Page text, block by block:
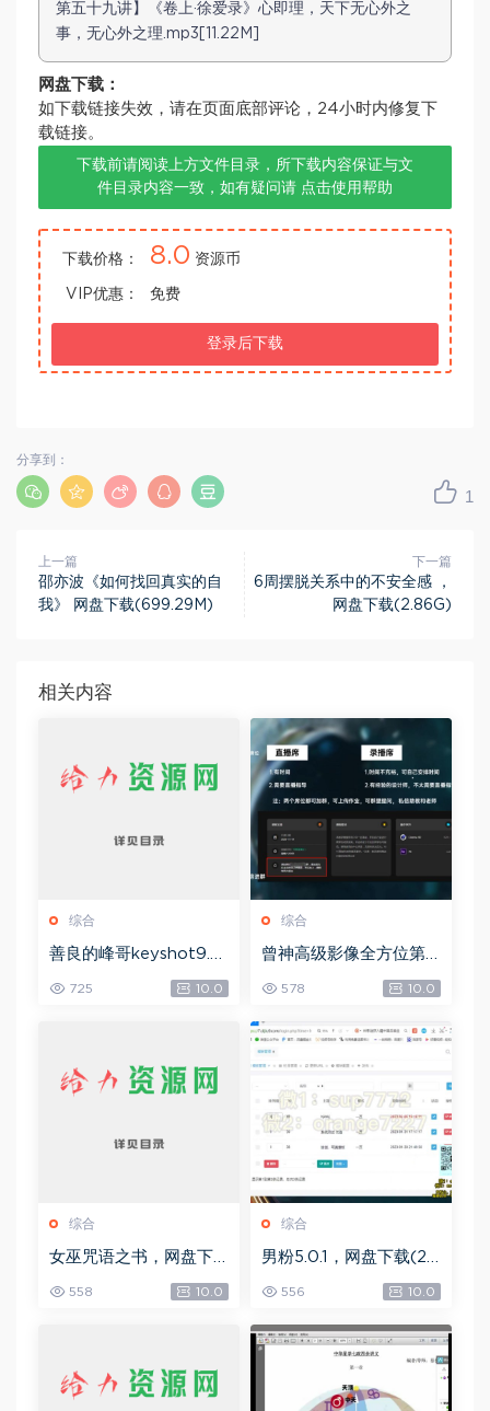
第五十九讲】《卷上·徐爱录》心即理，天下无心外之
事，无心外之理.mp3[11.22M]
网盘下载：
如下载链接失效，请在页面底部评论，24小时内修复下
载链接。
下载前请阅读上方文件目录，所下载内容保证与文
件目录内容一致，如有疑问请 点击使用帮助
下载价格： 8.0 资源币
VIP优惠： 免费
登录后下载
1
分享到：
上一篇
邵亦波《如何找回真实的自
我》 网盘下载(699.29M)
下一篇
6周摆脱关系中的不安全感 ，
网盘下载(2.86G)
相关内容
综合
善良的峰哥keyshot9.0
自学宝典，网盘下载(2.3
6G)
725 10.0
综合
曾神高级影像全方位第
四期，网盘下载(49.08
G)
578 10.0
综合
女巫咒语之书，网盘下
558 10.0
综合
男粉5.0.1，网盘下载(25
556 10.0